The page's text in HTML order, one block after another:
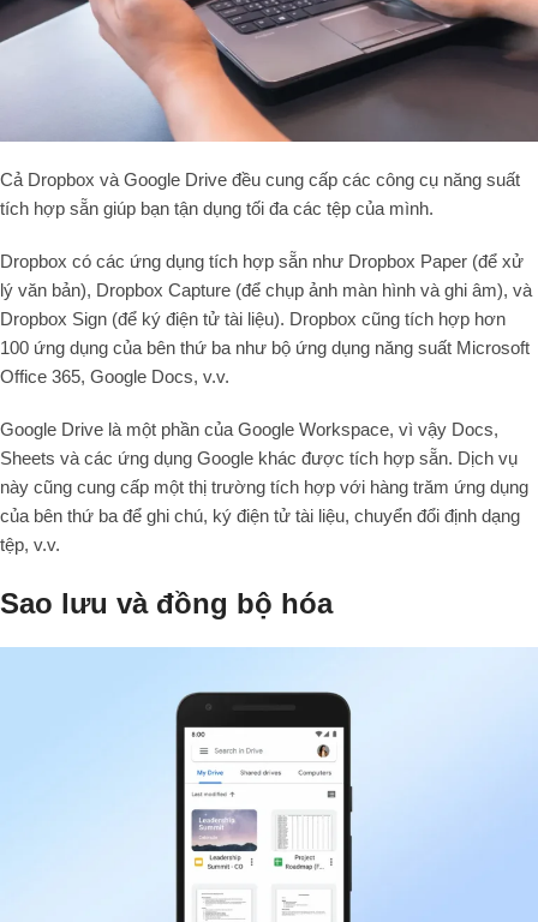
Cả Dropbox và Google Drive đều cung cấp các công cụ năng suất
tích hợp sẵn giúp bạn tận dụng tối đa các tệp của mình.
Dropbox có các ứng dụng tích hợp sẵn như Dropbox Paper (để xử
lý văn bản), Dropbox Capture (để chụp ảnh màn hình và ghi âm), và
Dropbox Sign (để ký điện tử tài liệu). Dropbox cũng tích hợp hơn
100 ứng dụng của bên thứ ba như bộ ứng dụng năng suất Microsoft
Office 365, Google Docs, v.v.
Google Drive là một phần của Google Workspace, vì vậy Docs,
Sheets và các ứng dụng Google khác được tích hợp sẵn. Dịch vụ
này cũng cung cấp một thị trường tích hợp với hàng trăm ứng dụng
của bên thứ ba để ghi chú, ký điện tử tài liệu, chuyển đổi định dạng
tệp, v.v.
Sao lưu và đồng bộ hóa